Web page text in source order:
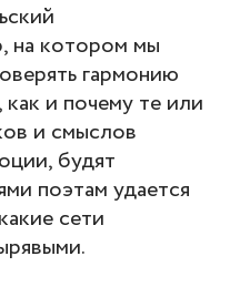
на котором мы
гармонию
как и почему те или
и смыслов
будят
поэтам удается
сети